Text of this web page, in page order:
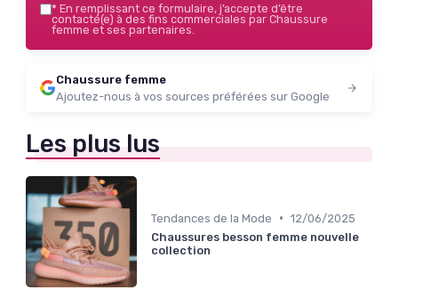
* En remplissant ce formulaire, j’accepte d’être
contacté(e) à des fins commerciales par Chaussure
femme et ses partenaires.
Chaussure femme
Ajoutez-nous à vos sources préférées sur Google
Les plus lus
Tendances de la Mode • 12/06/2025
Chaussures besson femme nouvelle
collection